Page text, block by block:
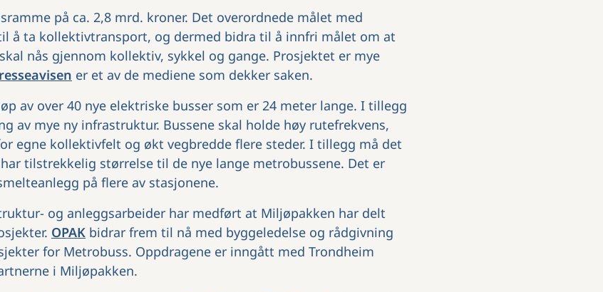
på ca. 2,8 mrd. kroner. Det overordnede målet med
å ta kollektivtransport, og dermed bidra til å innfri målet om at
nås gjennom kollektiv, sykkel og gange. Prosjektet er mye
er et av de mediene som dekker saken.
av over 40 nye elektriske busser som er 24 meter lange. I tillegg
av mye ny infrastruktur. Bussene skal holde høy rutefrekvens,
egne kollektivfelt og økt vegbredde flere steder. I tillegg må det
tilstrekkelig størrelse til de nye lange metrobussene. Det er
på flere av stasjonene.
og anleggsarbeider har medført at Miljøpakken har delt
OPAK bidrar frem til nå med byggeledelse og rådgivning
for Metrobuss. Oppdragene er inngått med Trondheim
i Miljøpakken.